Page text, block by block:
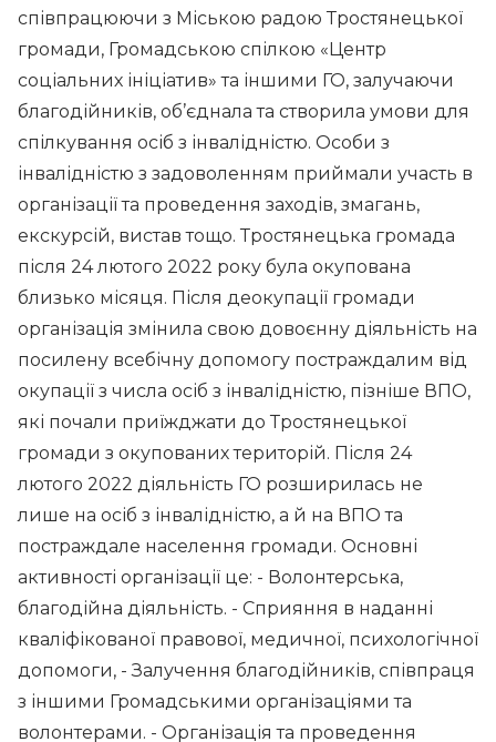
співпрацюючи з Міською радою Тростянецької
громади, Громадською спілкою «Центр
соціальних ініціатив» та іншими ГО, залучаючи
благодійників, об’єднала та створила умови для
спілкування осіб з інвалідністю. Особи з
інвалідністю з задоволенням приймали участь в
організації та проведення заходів, змагань,
екскурсій, вистав тощо. Тростянецька громада
після 24 лютого 2022 року була окупована
близько місяця. Після деокупації громади
організація змінила свою довоєнну діяльність на
посилену всебічну допомогу постраждалим від
окупації з числа осіб з інвалідністю, пізніше ВПО,
які почали приїжджати до Тростянецької
громади з окупованих територій. Після 24
лютого 2022 діяльність ГО розширилась не
лише на осіб з інвалідністю, а й на ВПО та
постраждале населення громади. Основні
активності організації це: - Волонтерська,
благодійна діяльність. - Сприяння в наданні
кваліфікованої правової, медичної, психологічної
допомоги, - Залучення благодійників, співпраця
з іншими Громадськими організаціями та
волонтерами. - Організація та проведення